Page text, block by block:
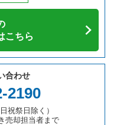
一覧
の案件一覧
却物件の案件一覧
件一覧
件一覧
件一覧
件の案件一覧
件一覧
件の案件一覧
物件の案件一覧
一覧
売却物件の案件一覧
の案件一覧
件一覧
こちら
合わせ
2190
祝祭日除く）
売却担当者まで